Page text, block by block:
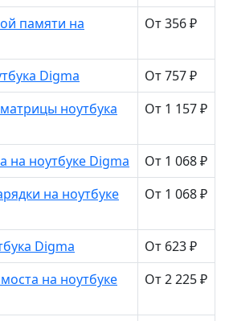
памяти на
От 356 ₽
Digma
От 757 ₽
ноутбука
От 1 157 ₽
на ноутбуке Digma
От 1 068 ₽
на ноутбуке
От 1 068 ₽
Digma
От 623 ₽
на ноутбуке
От 2 225 ₽